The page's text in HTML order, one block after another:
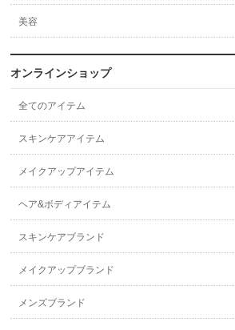
美容
オンラインショップ
全てのアイテム
スキンケアアイテム
メイクアップアイテム
ヘア&ボディアイテム
スキンケアブランド
メイクアップブランド
メンズブランド